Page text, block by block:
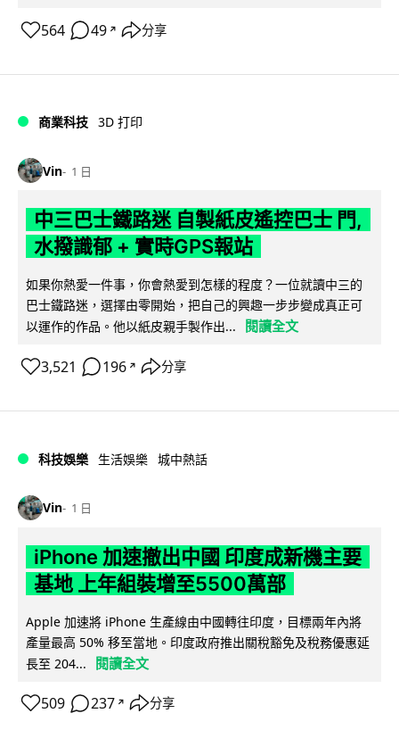
564 49 ↗ 分享
商業科技 3D 打印
Vin 1 日
中三巴士鐵路迷 自製紙皮遙控巴士 門,
水撥識郁 + 實時GPS報站
如果你熱愛一件事，你會熱愛到怎樣的程度？一位就讀中三的
巴士鐵路迷，選擇由零開始，把自己的興趣一步步變成真正可
以運作的作品。他以紙皮親手製作出...
閱讀全文
3,521 196 ↗ 分享
科技娛樂 生活娛樂 城中熱話
Vin 1 日
iPhone 加速撤出中國 印度成新機主要
基地 上年組裝增至5500萬部
Apple 加速將 iPhone 生產線由中國轉往印度，目標兩年內將
產量最高 50% 移至當地。印度政府推出關稅豁免及稅務優惠延
長至 204...
閱讀全文
509 237 ↗ 分享